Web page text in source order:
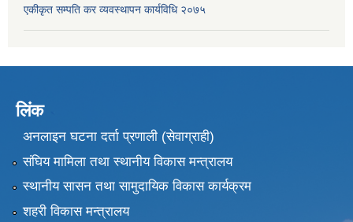
एकीकृत सम्पति कर व्यवस्थापन कार्यविधि २०७५
लिंक
अनलाइन घटना दर्ता प्रणाली (सेवाग्राही)
संघिय मामिला तथा स्थानीय विकास मन्त्रालय
स्थानीय सासन तथा सामुदायिक विकास कार्यक्रम
शहरी विकास मन्त्रालय